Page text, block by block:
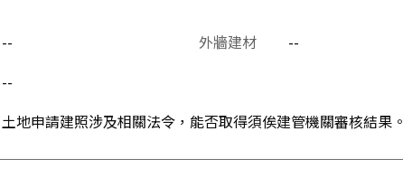
-- 外牆建材 --
--
土地申請建照涉及相關法令，能否取得須俟建管機關審核結果。